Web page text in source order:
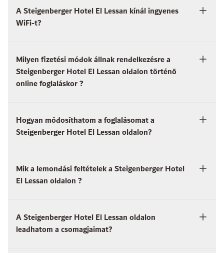
A Steigenberger Hotel El Lessan kínál ingyenes
WiFi-t?
Milyen fizetési módok állnak rendelkezésre a
Steigenberger Hotel El Lessan oldalon történő
online foglaláskor ?
Hogyan módosíthatom a foglalásomat a
Steigenberger Hotel El Lessan oldalon?
Mik a lemondási feltételek a Steigenberger Hotel
El Lessan oldalon ?
A Steigenberger Hotel El Lessan oldalon
leadhatom a csomagjaimat?